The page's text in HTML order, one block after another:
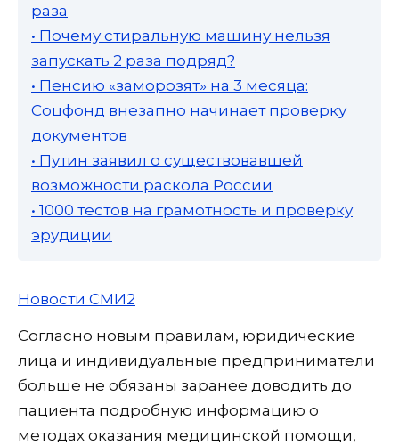
раза
• Почему стиральную машину нельзя
запускать 2 раза подряд?
• Пенсию «заморозят» на 3 месяца:
Соцфонд внезапно начинает проверку
документов
• Путин заявил о существовавшей
возможности раскола России
• 1000 тестов на грамотность и проверку
эрудиции
Новости СМИ2
Согласно новым правилам, юридические
лица и индивидуальные предприниматели
больше не обязаны заранее доводить до
пациента подробную информацию о
методах оказания медицинской помощи,